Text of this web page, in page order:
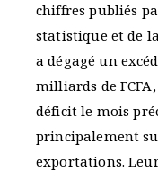
chiffres publiés
statistique et de
a dégagé un
milliards de
déficit le mois
principalement
exportations.